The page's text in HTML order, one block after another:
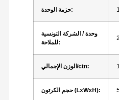
حزمة الوحدة:
وحدة / الشركة التونسية
للملاحة:
الوزن الإجمالي/ctn:
حجم الكرتون (LxWxH):